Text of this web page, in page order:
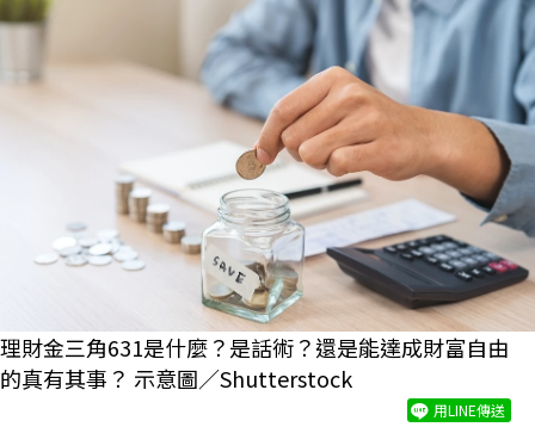
理財金三角631是什麼？是話術？還是能達成財富自由
的真有其事？ 示意圖／Shutterstock
用LINE傳送